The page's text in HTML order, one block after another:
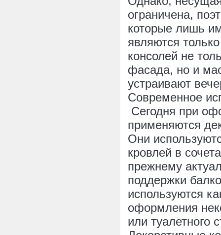
ограничена,
которые лишь
являются
консолей не
фасада, но и
устраивают
Современное
Сегодня при
применяются
Они
кровлей в
прежнему
поддержки
используются
оформления
или туалетного